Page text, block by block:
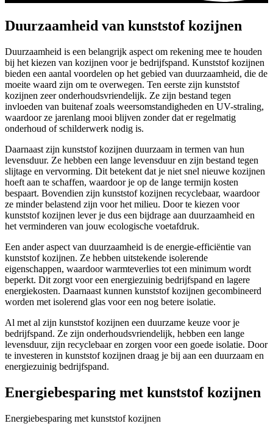
Duurzaamheid van kunststof kozijnen
Duurzaamheid is een belangrijk aspect om rekening mee te houden
bij het kiezen van kozijnen voor je bedrijfspand. Kunststof kozijnen
bieden een aantal voordelen op het gebied van duurzaamheid, die de
moeite waard zijn om te overwegen. Ten eerste zijn kunststof
kozijnen zeer onderhoudsvriendelijk. Ze zijn bestand tegen
invloeden van buitenaf zoals weersomstandigheden en UV-straling,
waardoor ze jarenlang mooi blijven zonder dat er regelmatig
onderhoud of schilderwerk nodig is.
Daarnaast zijn kunststof kozijnen duurzaam in termen van hun
levensduur. Ze hebben een lange levensduur en zijn bestand tegen
slijtage en vervorming. Dit betekent dat je niet snel nieuwe kozijnen
hoeft aan te schaffen, waardoor je op de lange termijn kosten
bespaart. Bovendien zijn kunststof kozijnen recyclebaar, waardoor
ze minder belastend zijn voor het milieu. Door te kiezen voor
kunststof kozijnen lever je dus een bijdrage aan duurzaamheid en
het verminderen van jouw ecologische voetafdruk.
Een ander aspect van duurzaamheid is de energie-efficiëntie van
kunststof kozijnen. Ze hebben uitstekende isolerende
eigenschappen, waardoor warmteverlies tot een minimum wordt
beperkt. Dit zorgt voor een energiezuinig bedrijfspand en lagere
energiekosten. Daarnaast kunnen kunststof kozijnen gecombineerd
worden met isolerend glas voor een nog betere isolatie.
Al met al zijn kunststof kozijnen een duurzame keuze voor je
bedrijfspand. Ze zijn onderhoudsvriendelijk, hebben een lange
levensduur, zijn recyclebaar en zorgen voor een goede isolatie. Door
te investeren in kunststof kozijnen draag je bij aan een duurzaam en
energiezuinig bedrijfspand.
Energiebesparing met kunststof kozijnen
Energiebesparing met kunststof kozijnen